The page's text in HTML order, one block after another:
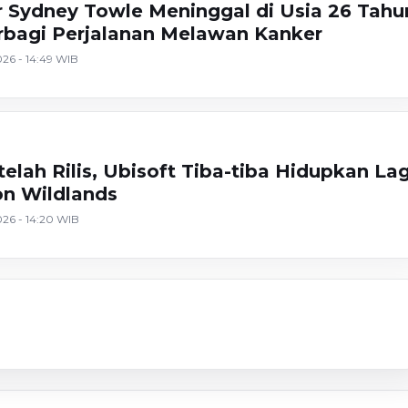
Sydney Towle Meninggal di Usia 26
Perjalanan Melawan Kanker
- 14:49 WIB
Rilis, Ubisoft Tiba-tiba Hidupkan
Wildlands
- 14:20 WIB
Happiness